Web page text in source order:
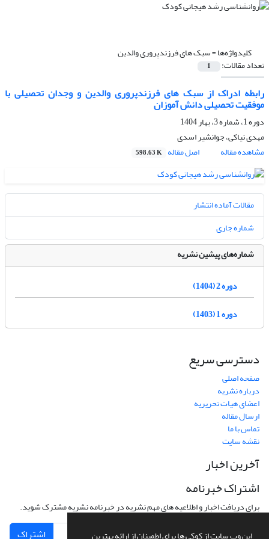
این وب سایت از کوکی ها برای اطمینان از ارائه بهترین
کلیدواژه‌ها =سبک های فرزندپروری والدین
تعداد مقالات: 1
رابطه ادراک از سبک های فرزندپروری والدین و وجدان تحصیلی با
موفقیت تحصیلی دانش آموزان
دوره 1، شماره 3، بهار 1404
مهدی نیاکی، جوانشیر اسدی
مشاهده مقاله
اصل مقاله 598.63 K
مقالات آماده انتشار
شماره جاری
شماره‌های پیشین نشریه
دوره 2 (1404)
دوره 1 (1403)
دسترسی سریع
صفحه اصلی
درباره نشریه
اعضای هیات تحریریه
ارسال مقاله
تماس با ما
نقشه سایت
آخرین اخبار
اشتراک خبرنامه
برای دریافت اخبار و اطلاعیه های مهم نشریه در خبرنامه نشریه مشترک شوید.
اشتراک